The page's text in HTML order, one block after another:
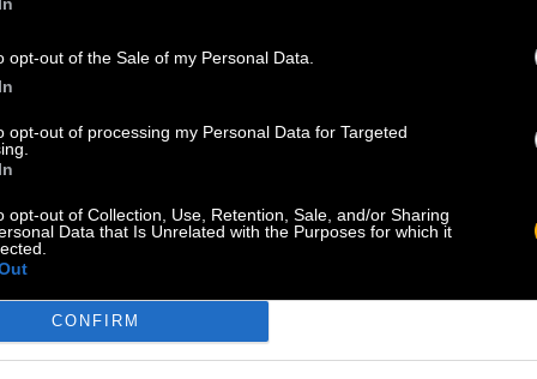
opt-out of the Sale of my Personal Data.
opt-out of processing my Personal Data for Targeted
opt-out of Collection, Use, Retention, Sale, and/or Sharing
Data that Is Unrelated with the Purposes for which it
CONFIRM
pas cet album qui regroupe les
votre exemplaire en cliquant ici.
tout amateur de roots, il manquait
encore un opus majeur […]
Lire la suite